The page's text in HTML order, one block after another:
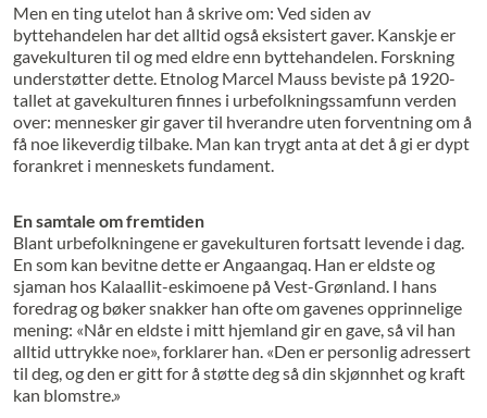
Men en ting utelot han å skrive om: Ved siden av
byttehandelen har det alltid også eksistert gaver. Kanskje er
gavekulturen til og med eldre enn byttehandelen. Forskning
understøtter dette. Etnolog Marcel Mauss beviste på 1920-
tallet at gavekulturen finnes i urbefolkningssamfunn verden
over: mennesker gir gaver til hverandre uten forventning om å
få noe likeverdig tilbake. Man kan trygt anta at det å gi er dypt
forankret i menneskets fundament.
En samtale om fremtiden
Blant urbefolkningene er gavekulturen fortsatt levende i dag.
En som kan bevitne dette er Angaangaq. Han er eldste og
sjaman hos Kalaallit-eskimoene på Vest-Grønland. I hans
foredrag og bøker snakker han ofte om gavenes opprinnelige
mening: «Når en eldste i mitt hjemland gir en gave, så vil han
alltid uttrykke noe», forklarer han. «Den er personlig adressert
til deg, og den er gitt for å støtte deg så din skjønnhet og kraft
kan blomstre.»